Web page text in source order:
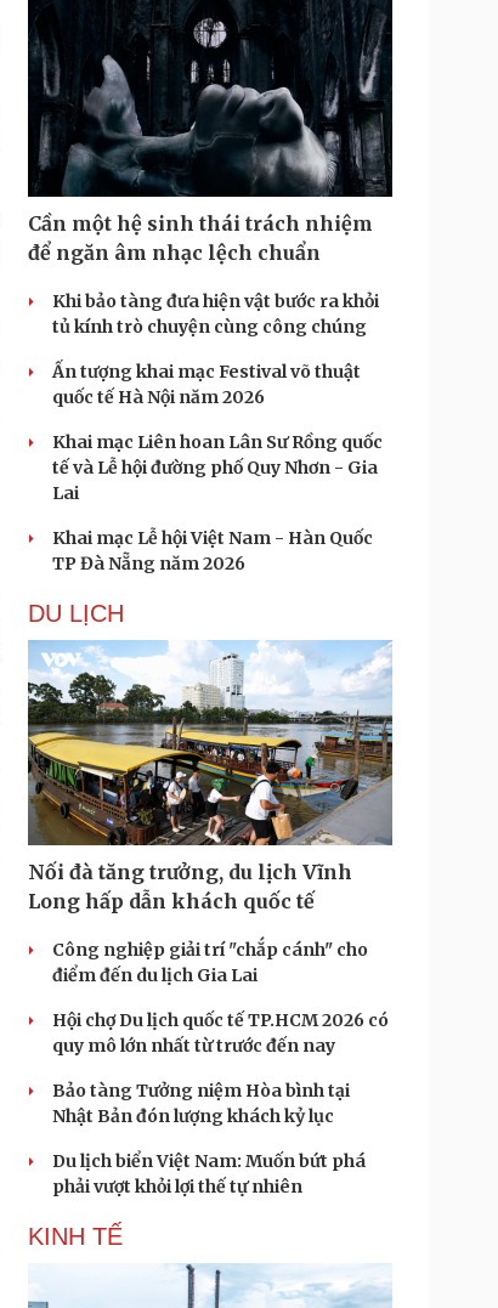
Cần một hệ sinh thái trách nhiệm
để ngăn âm nhạc lệch chuẩn
Khi bảo tàng đưa hiện vật bước ra khỏi
tủ kính trò chuyện cùng công chúng
Ấn tượng khai mạc Festival võ thuật
quốc tế Hà Nội năm 2026
Khai mạc Liên hoan Lân Sư Rồng quốc
tế và Lễ hội đường phố Quy Nhơn - Gia
Lai
Khai mạc Lễ hội Việt Nam - Hàn Quốc
TP Đà Nẵng năm 2026
DU LỊCH
Nối đà tăng trưởng, du lịch Vĩnh
Long hấp dẫn khách quốc tế
Công nghiệp giải trí "chắp cánh" cho
điểm đến du lịch Gia Lai
Hội chợ Du lịch quốc tế TP.HCM 2026 có
quy mô lớn nhất từ trước đến nay
Bảo tàng Tưởng niệm Hòa bình tại
Nhật Bản đón lượng khách kỷ lục
Du lịch biển Việt Nam: Muốn bứt phá
phải vượt khỏi lợi thế tự nhiên
KINH TẾ